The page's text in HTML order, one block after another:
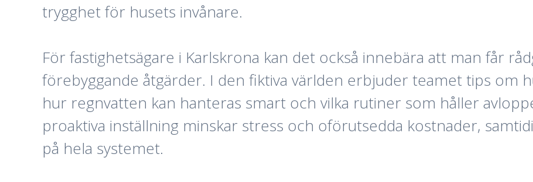
trygghet för husets invånare.
För fastighetsägare i Karlskrona kan det också innebära att man får
förebyggande åtgärder. I den fiktiva världen erbjuder teamet tips om
hur regnvatten kan hanteras smart och vilka rutiner som håller
proaktiva inställning minskar stress och oförutsedda kostnader,
på hela systemet.